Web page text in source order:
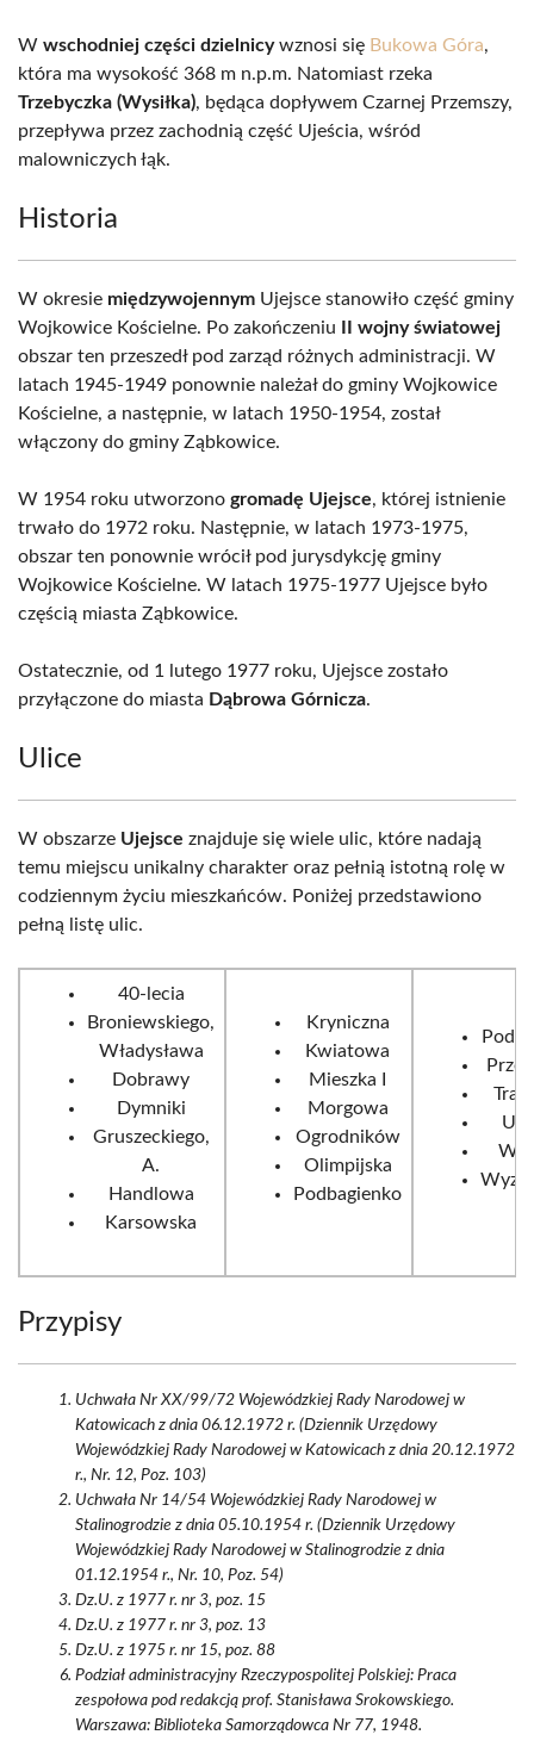
W wschodniej części dzielnicywznosi się Bukowa Góra,
która ma wysokość 368 m n.p.m. Natomiast rzeka
Trzebyczka (Wysiłka), będąca dopływem Czarnej Przemszy,
przepływa przez zachodnią część Ujeścia, wśród
malowniczych łąk.
Historia
W okresie międzywojennym Ujejsce stanowiło część gminy
Wojkowice Kościelne. Po zakończeniu
II wojny światowej
obszar ten przeszedł pod zarząd różnych administracji. W
latach 1945-1949 ponownie należał do gminy Wojkowice
Kościelne, a następnie, w latach 1950-1954, został
włączony do gminy Ząbkowice.
W 1954 roku utworzono gromadę Ujejsce, której istnienie
trwało do 1972 roku. Następnie, w latach 1973-1975,
obszar ten ponownie wrócił pod jurysdykcję gminy
Wojkowice Kościelne. W latach 1975-1977 Ujejsce było
częścią miasta Ząbkowice.
Ostatecznie, od 1 lutego 1977 roku, Ujejsce zostało
przyłączone do miasta Dąbrowa Górnicza.
Ulice
W obszarze Ujejsce znajduje się wiele ulic, które nadają
temu miejscu unikalny charakter oraz pełnią istotną rolę w
codziennym życiu mieszkańców. Poniżej przedstawiono
pełną listę ulic.
40-lecia
Broniewskiego,
Władysława
Dobrawy
Dymniki
Gruszeckiego,
A.
Handlowa
Karsowska
Kryniczna
Kwiatowa
Mieszka I
Morgowa
Ogrodników
Olimpijska
Podbagienko
Przypisy
Uchwała Nr XX/99/72 Wojewódzkiej Rady Narodowej w
Katowicach z dnia 06.12.1972 r. (Dziennik Urzędowy
Wojewódzkiej Rady Narodowej w Katowicach z dnia 20.12.1972
r., Nr. 12, Poz. 103)
Uchwała Nr 14/54 Wojewódzkiej Rady Narodowej w
Stalinogrodzie z dnia 05.10.1954 r. (Dziennik Urzędowy
Wojewódzkiej Rady Narodowej w Stalinogrodzie z dnia
01.12.1954 r., Nr. 10, Poz. 54)
Dz.U. z 1977 r. nr 3, poz. 15
Dz.U. z 1977 r. nr 3, poz. 13
Dz.U. z 1975 r. nr 15, poz. 88
Podział administracyjny Rzeczypospolitej Polskiej: Praca
zespołowa pod redakcją prof. Stanisława Srokowskiego.
Warszawa: Biblioteka Samorządowca Nr 77, 1948.